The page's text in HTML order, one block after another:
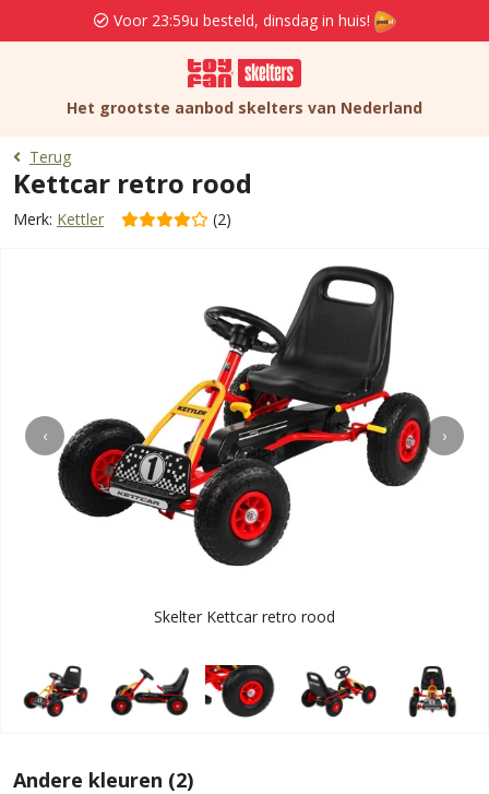
Voor 23:59u besteld, dinsdag in huis!
Het grootste aanbod skelters van Nederland
Terug
Kettcar retro rood
Merk: Kettler (2)
‹ ›
Skelter Kettcar retro rood
Andere kleuren (2)